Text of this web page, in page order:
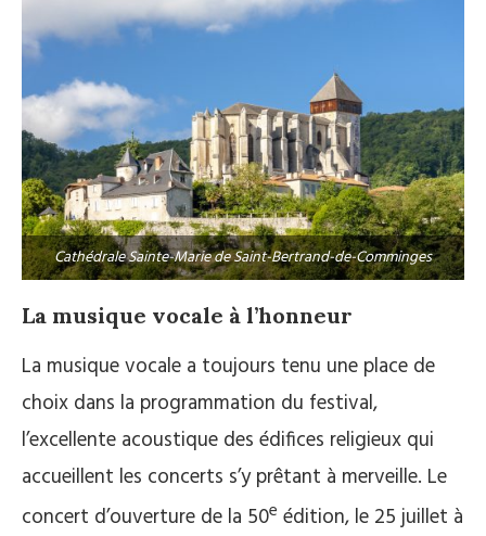
Cathédrale Sainte-Marie de Saint-Bertrand-de-Comminges
La musique vocale à l’honneur
La musique vocale a toujours tenu une place de
choix dans la programmation du festival,
l’excellente acoustique des édifices religieux qui
accueillent les concerts s’y prêtant à merveille. Le
concert d’ouverture de la 50e édition, le 25 juillet à